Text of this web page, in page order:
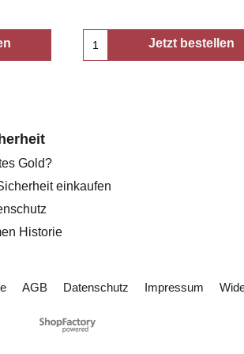
Jetzt bestellen
Gold?
einkaufen
Historie
AGB Datenschutz Impressum
WebShop erstellt mit
ShopFactory Shop